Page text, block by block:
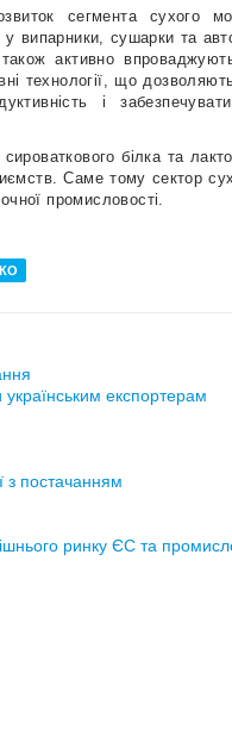
сегмента сухого
у випарники, сушарки та
також активно
технології, що
і
білка та
Саме тому сектор
промисловості.
експортерам
з постачанням
ринку ЄС та